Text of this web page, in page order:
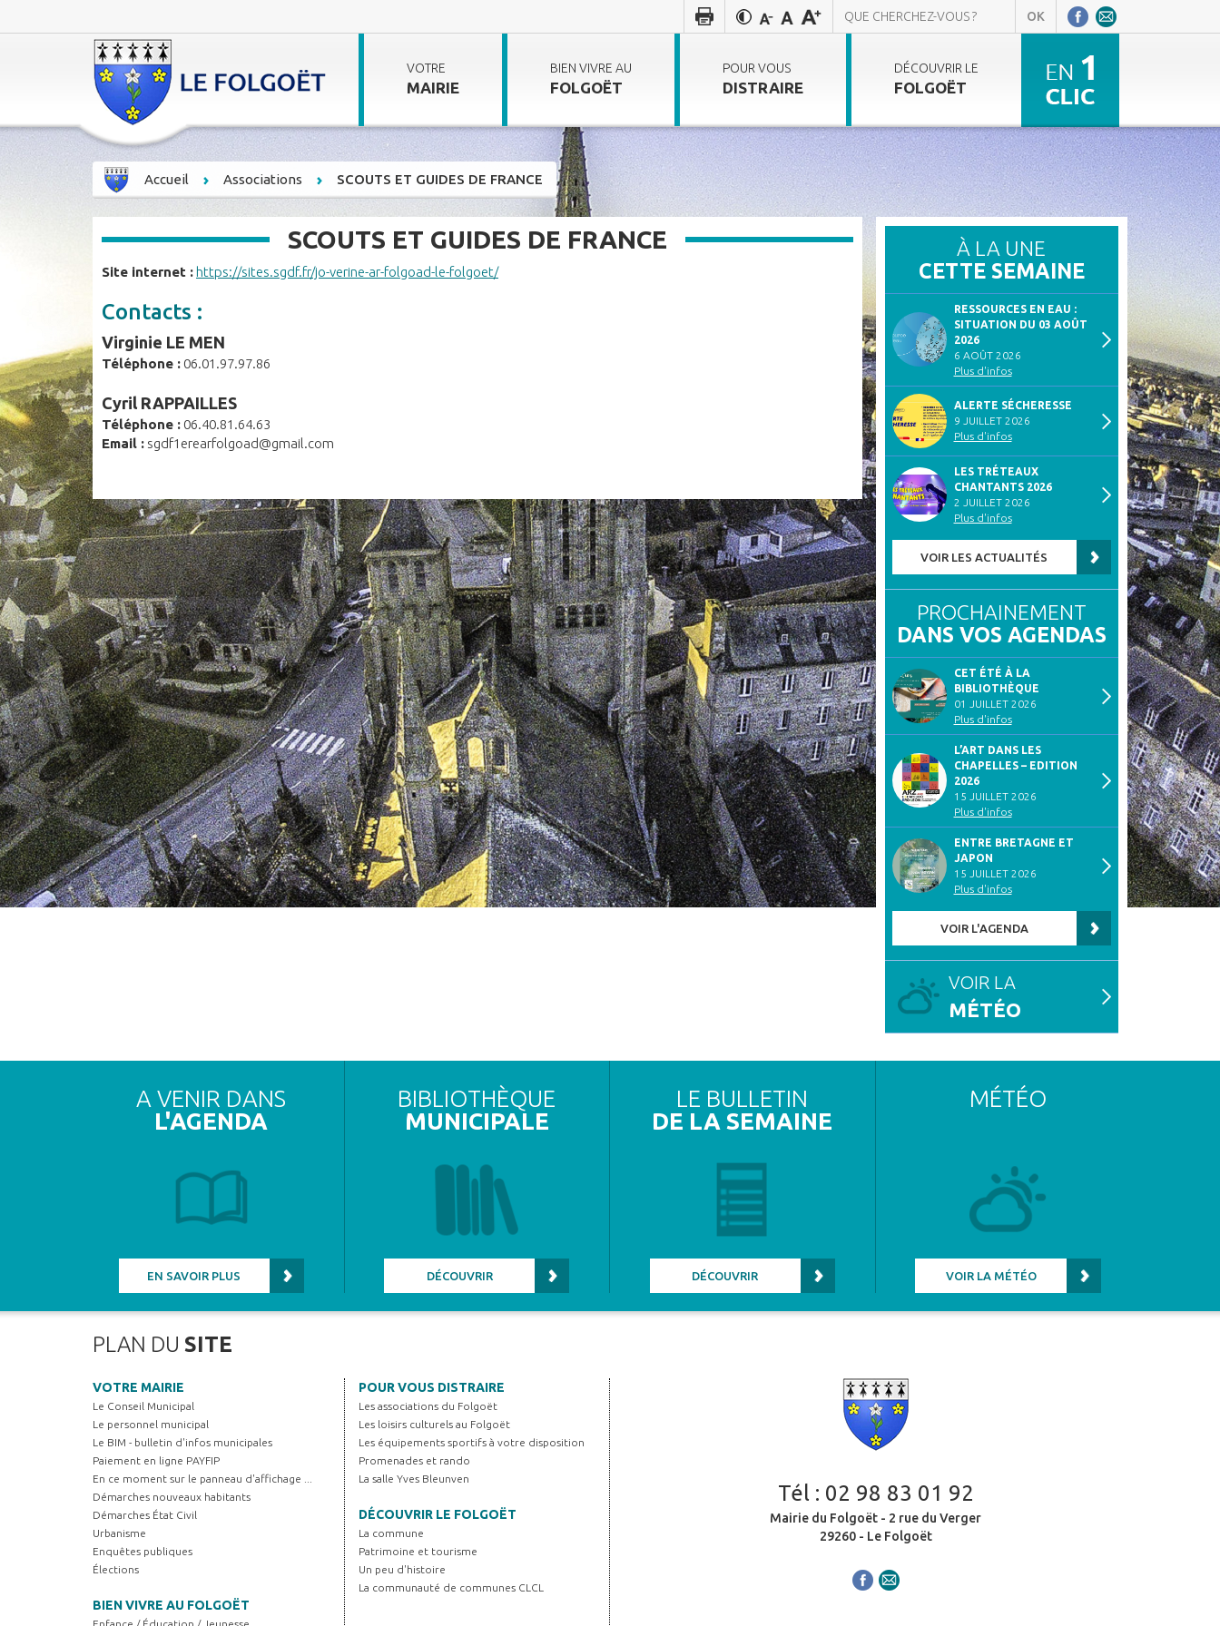
VOTRE
MAIRIE
BIEN VIVRE AU
FOLGOËT
POUR VOUS
DISTRAIRE
DÉCOUVRIR LE
FOLGOËT
Accueil Associations SCOUTS ET GUIDES DE FRANCE
À LA UNE
CETTE SEMAINE
RESSOURCES EN EAU :
SITUATION DU 03 AOÛT
2026
6 AOÛT 2026
Plus d'infos
ALERTE SÉCHERESSE
9 JUILLET 2026
Plus d'infos
LES TRÉTEAUX
CHANTANTS 2026
2 JUILLET 2026
Plus d'infos
VOIR LES ACTUALITÉS
PROCHAINEMENT
DANS VOS AGENDAS
CET ÉTÉ À LA
BIBLIOTHÈQUE
01 JUILLET 2026
Plus d'infos
L’ART DANS LES
CHAPELLES – EDITION
2026
15 JUILLET 2026
Plus d'infos
ENTRE BRETAGNE ET
JAPON
15 JUILLET 2026
Plus d'infos
VOIR L'AGENDA
VOIR LA
MÉTÉO
SCOUTS ET GUIDES DE FRANCE
Site internet : https://sites.sgdf.fr/jo-verine-ar-folgoad-le-folgoet/
Contacts :
Virginie LE MEN
Téléphone : 06.01.97.97.86
Cyril RAPPAILLES
Téléphone : 06.40.81.64.63
Email : sgdf1erearfolgoad@gmail.com
A VENIR DANS
L'AGENDA
EN SAVOIR PLUS
BIBLIOTHÈQUE
MUNICIPALE
DÉCOUVRIR
LE BULLETIN
DE LA SEMAINE
DÉCOUVRIR
MÉTÉO
VOIR LA MÉTÉO
PLAN DU SITE
VOTRE MAIRIE
Le Conseil Municipal
Le personnel municipal
Le BIM - bulletin d'infos municipales
Paiement en ligne PAYFIP
En ce moment sur le panneau d'affichage ...
Démarches nouveaux habitants
Démarches État Civil
Urbanisme
Enquêtes publiques
Élections
BIEN VIVRE AU FOLGOËT
POUR VOUS DISTRAIRE
Les associations du Folgoët
Les loisirs culturels au Folgoët
Les équipements sportifs à votre disposition
Promenades et rando
La salle Yves Bleunven
DÉCOUVRIR LE FOLGOËT
La commune
Patrimoine et tourisme
Un peu d'histoire
La communauté de communes CLCL
Tél : 02 98 83 01 92
Mairie du Folgoët - 2 rue du Verger
29260 - Le Folgoët